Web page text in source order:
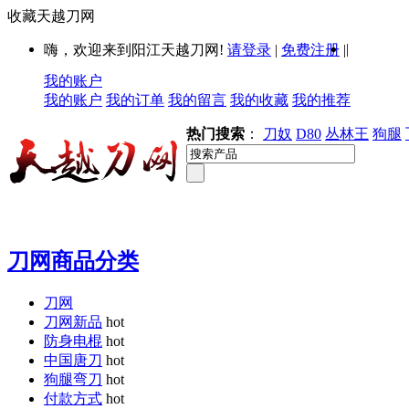
收藏天越刀网
嗨，欢迎来到阳江天越刀网! 请登录 | 免费注册 ||
我的账户
我的账户 我的订单 我的留言 我的收藏 我的推荐
热门搜索 ： 刀奴 D80 丛林王 狗腿
刀网商品分类
刀网
刀网新品 hot
防身电棍 hot
中国唐刀 hot
狗腿弯刀 hot
付款方式 hot